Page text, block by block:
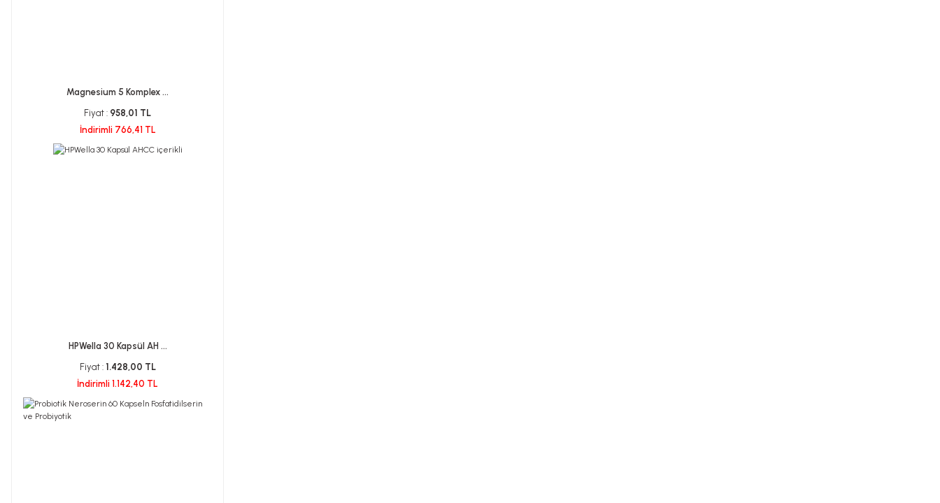
Magnesium 5 Komplex ...
Fiyat : 958,01 TL
İndirimli 766,41 TL
HPWella 30 Kapsül AH ...
Fiyat : 1.428,00 TL
İndirimli 1.142,40 TL